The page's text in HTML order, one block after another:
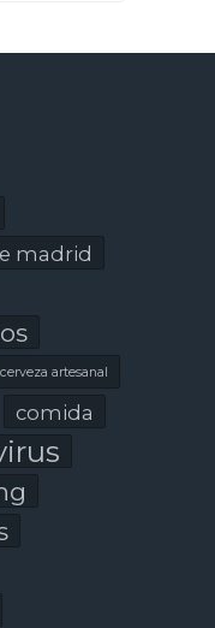
madrid
cerveza artesanal
comida